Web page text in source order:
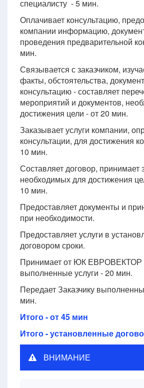
специалисту - 5 мин.
Оплачивает консультацию,
компании информацию,
проведения предварительной
мин.
Связывается с заказчиком,
факты, обстоятельства,
консультацию - составляет
мероприятий и документов,
достижения цели - от 20 мин.
Заказывает услуги компании,
консультации, для достижения
10 мин.
Составляет договор, принимает
необходимых для достижения
10 мин.
Предоставляет документы и
при необходимости.
Предоставляет услуги в
договором сроки.
Принимает от ЮК ЕВРОВЕКТОР
выполненные услуги - 20 мин.
Передает Заказчику
мин.
Итого - от 45 мин
Итого - установленные
ВНИМАНИЕ